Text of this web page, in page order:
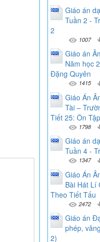
Giáo án
Tuần 2 -
2
1007
Giáo án
Năm học
Đặng Quyên
1415
Giáo Án
Tài –
Tiết 25: Ôn
1798
Giáo án
Tuần 4 -
1347
Giáo Án
Bài Hát Lí
Theo Tiết Tấu
2472
Giáo án
phép,
2)